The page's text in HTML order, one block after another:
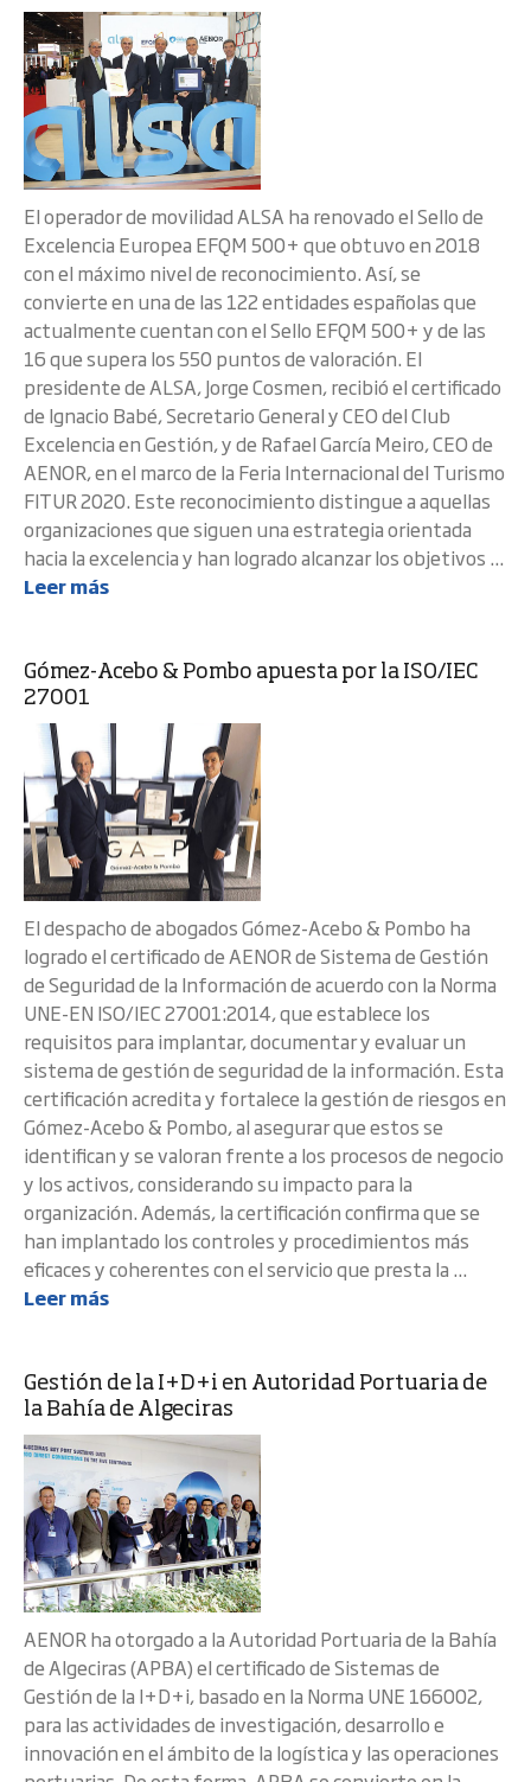
El operador de movilidad ALSA ha renovado el Sello de
Excelencia Europea EFQM 500+ que obtuvo en 2018
con el máximo nivel de reconocimiento. Así, se
convierte en una de las 122 entidades españolas que
actualmente cuentan con el Sello EFQM 500+ y de las
16 que supera los 550 puntos de valoración. El
presidente de ALSA, Jorge Cosmen, recibió el certificado
de Ignacio Babé, Secretario General y CEO del Club
Excelencia en Gestión, y de Rafael García Meiro, CEO de
AENOR, en el marco de la Feria Internacional del Turismo
FITUR 2020. Este reconocimiento distingue a aquellas
organizaciones que siguen una estrategia orientada
hacia la excelencia y han logrado alcanzar los objetivos ...
Leer más
Gómez-Acebo & Pombo apuesta por la ISO/IEC
27001
El despacho de abogados Gómez-Acebo & Pombo ha
logrado el certificado de AENOR de Sistema de Gestión
de Seguridad de la Información de acuerdo con la Norma
UNE-EN ISO/IEC 27001:2014, que establece los
requisitos para implantar, documentar y evaluar un
sistema de gestión de seguridad de la información. Esta
certificación acredita y fortalece la gestión de riesgos en
Gómez-Acebo & Pombo, al asegurar que estos se
identifican y se valoran frente a los procesos de negocio
y los activos, considerando su impacto para la
organización. Además, la certificación confirma que se
han implantado los controles y procedimientos más
eficaces y coherentes con el servicio que presta la ...
Leer más
Gestión de la I+D+i en Autoridad Portuaria de
la Bahía de Algeciras
AENOR ha otorgado a la Autoridad Portuaria de la Bahía
de Algeciras (APBA) el certificado de Sistemas de
Gestión de la I+D+i, basado en la Norma UNE 166002,
para las actividades de investigación, desarrollo e
innovación en el ámbito de la logística y las operaciones